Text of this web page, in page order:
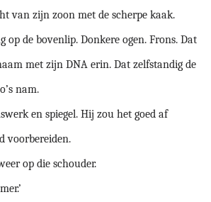
van zijn zoon met de scherpe kaak.
op de bovenlip. Donkere ogen. Frons. Dat
met zijn DNA erin. Dat zelfstandig de
nam.
en spiegel. Hij zou het goed af
voorbereiden.
op die schouder.